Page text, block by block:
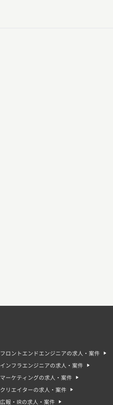
フロントエンドエンジニアの求人・案件
インフラエンジニアの求人・案件
マーケティングの求人・案件
クリエイターの求人・案件
広報・IRの求人・案件